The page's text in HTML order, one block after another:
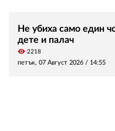
Не убиха само един
дете и палач
visibility 2218
петък, 07 Август 2026 / 14:55